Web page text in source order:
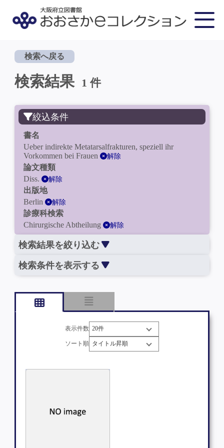
検索へ戻る
検索結果 1 件
絞込条件
書名
Ueber indirekte Metatarsalfrakturen, speziell ihr
Vorkommen bei Frauen
解除
論文種類
Diss.
解除
出版地
Berlin
解除
診療科検索
Chirurgische Abtheilung
解除
検索結果を絞り込む
検索条件を表示する
表示件数
ソート順